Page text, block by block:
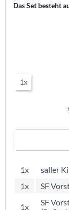
Das Set besteht
1x
1x saller
1x
SF
1x
SF